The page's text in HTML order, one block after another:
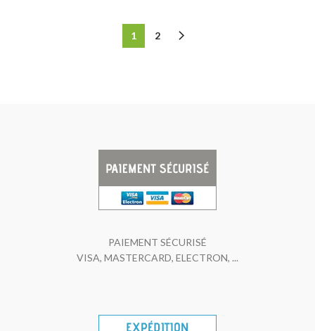
1 2
PAIEMENT SÉCURISÉ
VISA, MASTERCARD, ELECTRON, ...